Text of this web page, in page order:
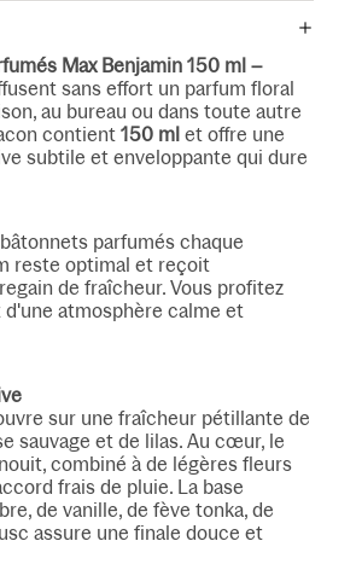
Max Benjamin 150 ml –
sans effort un parfum floral
au bureau ou dans toute autre
contient 150 ml et offre une
subtile et enveloppante qui dure
parfumés chaque
reste optimal et reçoit
de fraîcheur. Vous profitez
atmosphère calme et
sur une fraîcheur pétillante de
sauvage et de lilas. Au cœur, le
combiné à de légères fleurs
frais de pluie. La base
de vanille, de fève tonka, de
assure une finale douce et